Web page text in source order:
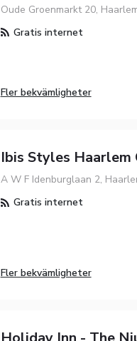
Oude Groenmarkt 20,
Gratis internet
Fler bekvämligheter
Ibis Styles Haarlem
A W F Idenburglaan 2,
Gratis internet
Fler bekvämligheter